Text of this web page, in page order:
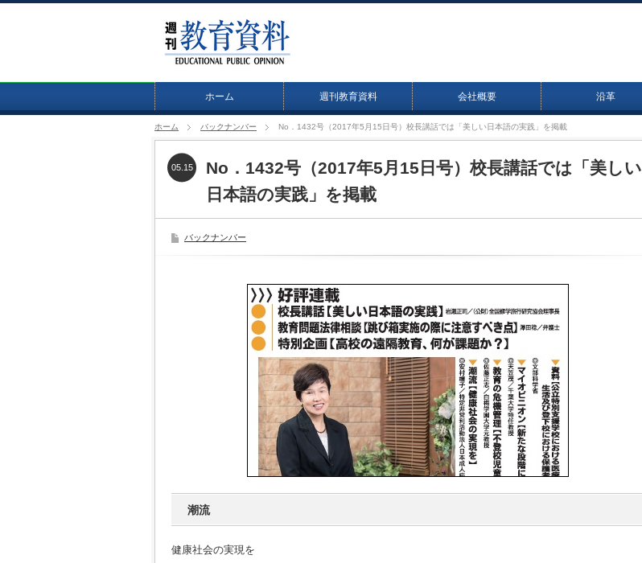
ホーム 週刊教育資料 会社概要 沿革
ホーム バックナンバー No．1432号（2017年5月15日号）校長講話では「美しい日本語の実践」を掲載
No．1432号（2017年5月15日号）校長講話では「美しい
日本語の実践」を掲載
05.15
バックナンバー
潮流
健康社会の実現を